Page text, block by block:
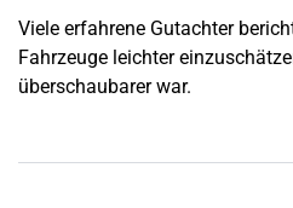
Viele erfahrene Gutachter
Fahrzeuge leichter
überschaubarer war.